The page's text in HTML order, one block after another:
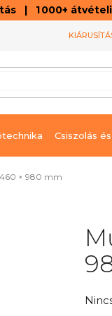
| 1 000+ átvételi
Csiszolás
× 980 mm
A